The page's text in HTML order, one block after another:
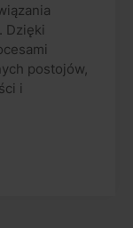
Dzięki
postojów,
i